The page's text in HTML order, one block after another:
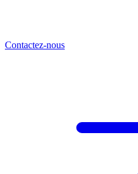
Contactez-nous